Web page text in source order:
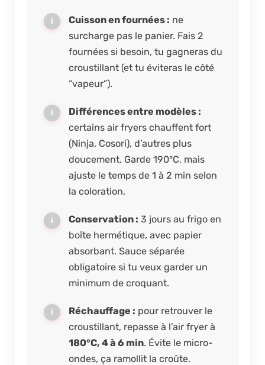
Cuisson en fournées : ne
surcharge pas le panier. Fais 2
fournées si besoin, tu gagneras du
croustillant (et tu éviteras le côté
“vapeur”).
Différences entre modèles :
certains air fryers chauffent fort
(Ninja, Cosori), d’autres plus
doucement. Garde 190°C, mais
ajuste le temps de 1 à 2 min selon
la coloration.
Conservation : 3 jours au frigo en
boîte hermétique, avec papier
absorbant. Sauce séparée
obligatoire si tu veux garder un
minimum de croquant.
Réchauffage : pour retrouver le
croustillant, repasse à l’air fryer à
180°C, 4 à 6 min. Évite le micro-
ondes, ça ramollit la croûte.